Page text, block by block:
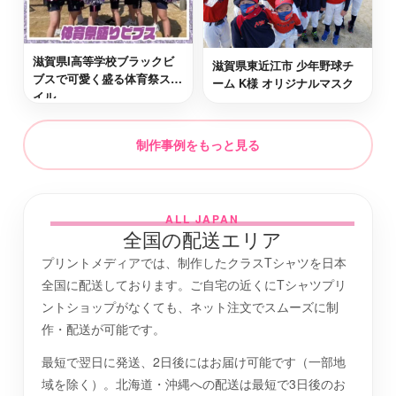
草津市 最短2日後お届け
野洲市 最短2日後お届け
湖南市 最短2日後お届け
犬上郡豊郷町 最短2日後お届け
滋賀県I高等学校ブラックビ
ブスで可愛く盛る体育祭スタ
イル
滋賀県東近江市 少年野球チ
ーム K様 オリジナルマスク
制作事例をもっと見る
ALL JAPAN
全国の配送エリア
プリントメディアでは、制作したクラスTシャツを日本
全国に配送しております。ご自宅の近くにTシャツプリ
ントショップがなくても、ネット注文でスムーズに制
作・配送が可能です。
最短で翌日に発送、2日後にはお届け可能です（一部地
域を除く）。北海道・沖縄への配送は最短で3日後のお